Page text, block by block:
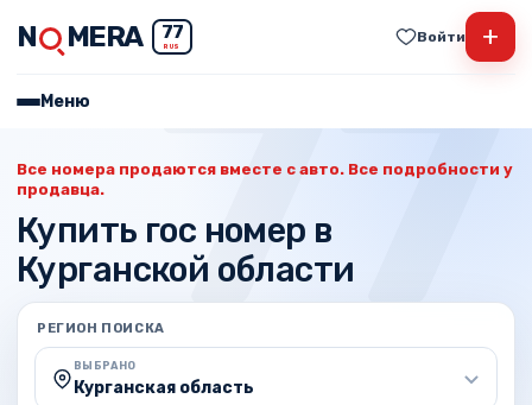
N MERA 77
RUS
Войти +
Меню
Все номера продаются вместе с авто. Все подробности у
продавца.
Купить гос номер в
Курганской области
РЕГИОН ПОИСКА
ВЫБРАНО
Курганская область